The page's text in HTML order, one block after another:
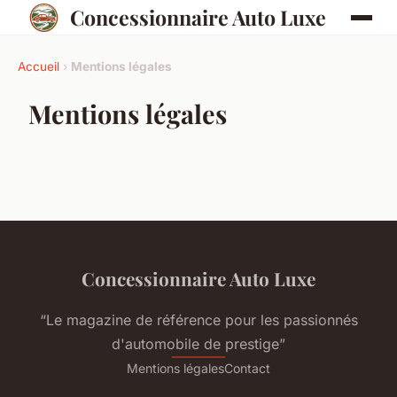
Concessionnaire Auto Luxe
Accueil › Mentions légales
Mentions légales
Concessionnaire Auto Luxe
“Le magazine de référence pour les passionnés
d'automobile de prestige”
Mentions légalesContact